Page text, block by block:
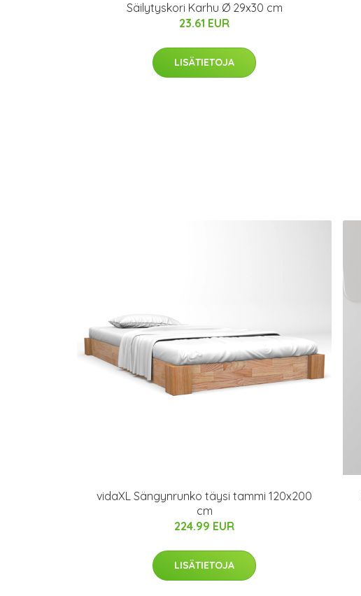
Säilytyskori Karhu Ø 29x30 cm
23.61 EUR
LISÄTIETOJA
vidaXL Sängynrunko täysi tammi 120x200
cm
224.99 EUR
LISÄTIETOJA